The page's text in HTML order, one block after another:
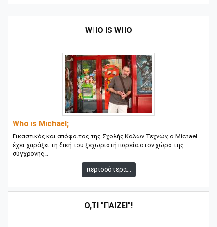
WHO IS WHO
Who is Michael;
Εικαστικός και απόφοιτος της Σχολής Καλών Τεχνών, ο Michael
έχει χαράξει τη δική του ξεχωριστή πορεία στον χώρο της
σύγχρονης...
περισσότερα...
Ό,ΤΙ "ΠΑΊΖΕΙ"!